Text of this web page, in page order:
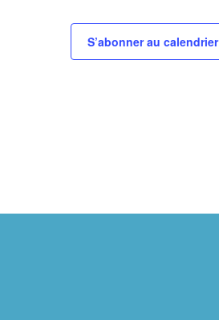
S’abonner au calendrier